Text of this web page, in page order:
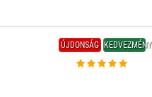
ÚJDONSÁG KEDVEZMÉNY